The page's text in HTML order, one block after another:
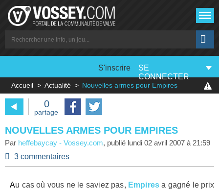
S'inscrire
SE
CONNECTER
Accueil Actualité Nouvelles armes pour Empires
0
partage
NOUVELLES ARMES POUR EMPIRES
Par heffebaycay - Vossey.com, publié lundi 02 avril 2007 à 21:59
3 commentaires
Au cas où vous ne le saviez pas, Empires a gagné le prix